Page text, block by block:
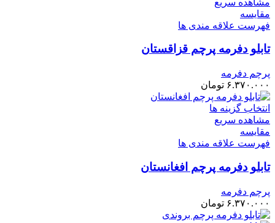
مقایسه
فهرست علاقه مندی ها
تابلو دفرمه پرچم قزاقستان
پرچم دفرمه
۶.۳۷۰.۰۰۰ تومان
انتخاب گزینه ها
مشاهده سریع
مقایسه
فهرست علاقه مندی ها
تابلو دفرمه پرچم افغانستان
پرچم دفرمه
۶.۳۷۰.۰۰۰ تومان